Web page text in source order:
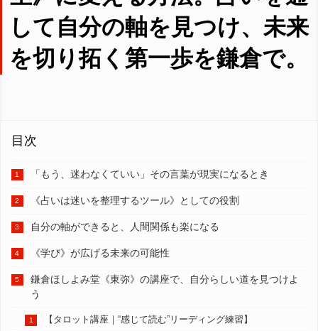
して自分の軸を見つけ、未来
を切り拓く第一歩を鎌倉で。
目次
「もう、迷わなくていい」その言葉が現実になるとき
《占いは迷いを整理するツール》としての役割
自分の軸ができると、人間関係も楽になる
《学び》が広げる未来の可能性
鎌倉ほしよみ堂《東弥》の講座で、自分らしい道を見つけよ
う
【タロット講座｜“感じて読む”リーディング練習】